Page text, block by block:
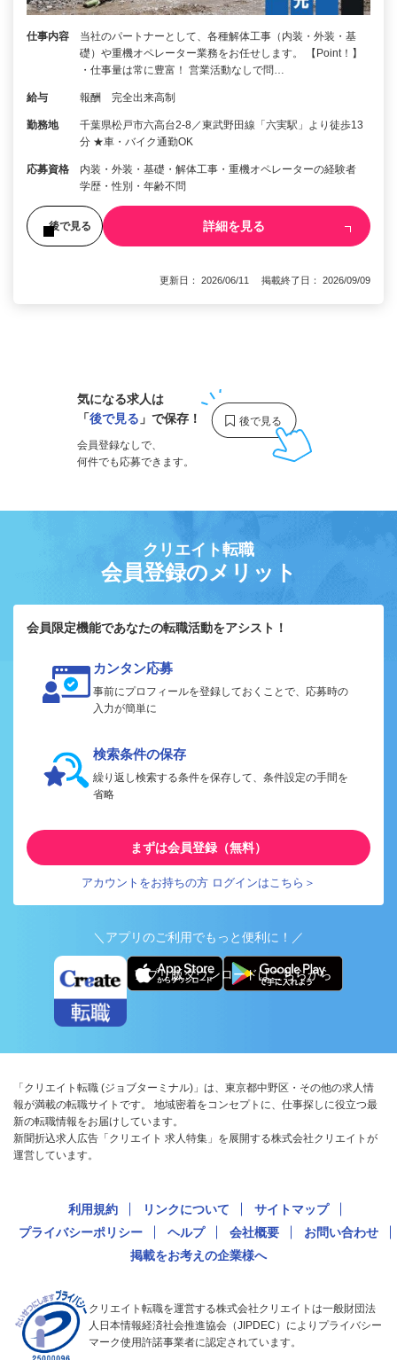
仕事内容
当社のパートナーとして、各種解体工事（内装・外装・基
礎）や重機オペレーター業務をお任せします。 【Point！】
・仕事量は常に豊富！ 営業活動なしで問…
給与 報酬 完全出来高制
勤務地
千葉県松戸市六高台2-8／東武野田線「六実駅」より徒歩13
分 ★車・バイク通勤OK
応募資格
内装・外装・基礎・解体工事・重機オペレーターの経験者
学歴・性別・年齢不問
後で見る 詳細を見る
更新日： 2026/06/11 掲載終了日： 2026/09/09
気になる求人は
「後で見る 」で保存！
会員登録なしで、
何件でも応募できます。
クリエイト転職
会員登録のメリット
会員限定機能であなたの転職活動をアシスト！
カンタン応募
事前にプロフィールを登録しておくことで、応募時の
入力が簡単に
検索条件の保存
繰り返し検索する条件を保存して、条件設定の手間を
省略
まずは会員登録（無料）
アカウントをお持ちの方 ログインはこちら＞
＼アプリのご利用でもっと便利に！／
アプリ版ダウンロードはこちらから
「クリエイト転職 (ジョブターミナル)」は、東京都中野区・その他の求人情
報が満載の転職サイトです。 地域密着をコンセプトに、仕事探しに役立つ最
新の転職情報をお届けしています。
新聞折込求人広告「クリエイト 求人特集」を展開する株式会社クリエイトが
運営しています。
利用規約 リンクについて
サイトマップ
プライバシーポリシー
ヘルプ 会社概要
お問い合わせ
掲載をお考えの企業様へ
クリエイト転職を運営する株式会社クリエイトは一般財団法
人日本情報経済社会推進協会（JIPDEC）によりプライバシー
マーク使用許諾事業者に認定されています。